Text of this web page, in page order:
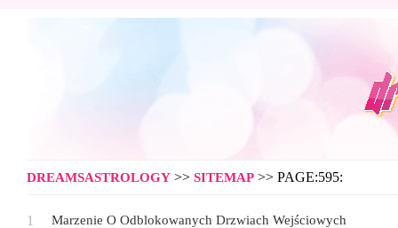
DREAMSASTROLOGY >> SITEMAP >> PAGE:595:
Marzenie O Odblokowanych Drzwiach Wejściowych